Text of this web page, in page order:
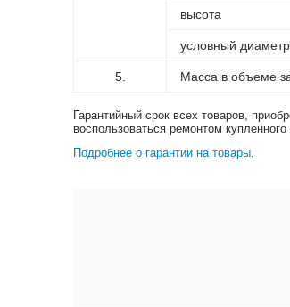
высота
условный диаметр
5. Масса в объеме
Гарантийный срок всех товаров,
воспользоваться ремонтом
Подробнее о гарантии на товары.